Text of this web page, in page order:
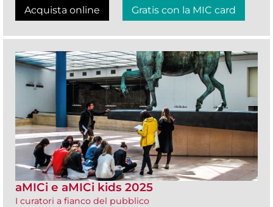
Acquista online Gratis con la MIC card
aMICi e aMICi kids 2025
I curatori a fianco del pubblico